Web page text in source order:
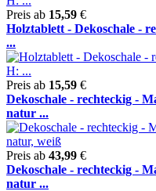
Preis ab 15,59 €
Holztablett - Dekoschale -
...
Preis ab 15,59 €
Dekoschale - rechteckig -
natur ...
Preis ab 43,99 €
Dekoschale - rechteckig -
natur ...